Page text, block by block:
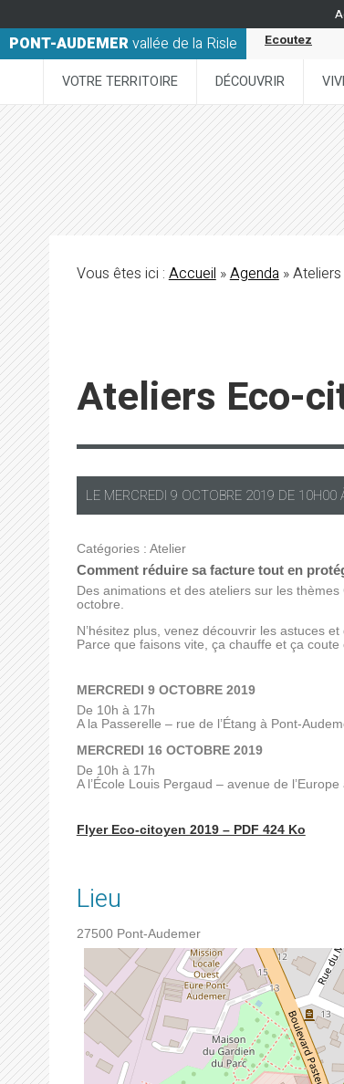
PONT-AUDEMERvallée de la Risle Ecoutez
VOTRE TERRITOIRE DÉCOUVRIR
Vous êtes ici :Accueil»Agenda»
Ateliers Eco-
LE MERCREDI 9 OCTOBRE 2019 DE 10H00
Catégories : Atelier
Comment réduire sa facture tout en
Des animations et des ateliers sur les thèmes
octobre.
N’hésitez plus, venez découvrir les astuces
Parce que faisons vite, ça chauffe et ça coute
MERCREDI 9 OCTOBRE 2019
De 10h à 17h
A la Passerelle – rue de l’Étang à Pont-
MERCREDI 16 OCTOBRE 2019
De 10h à 17h
A l’École Louis Pergaud – avenue de
Flyer Eco-citoyen 2019 – PDF 424 Ko
Lieu
27500 Pont-Audemer